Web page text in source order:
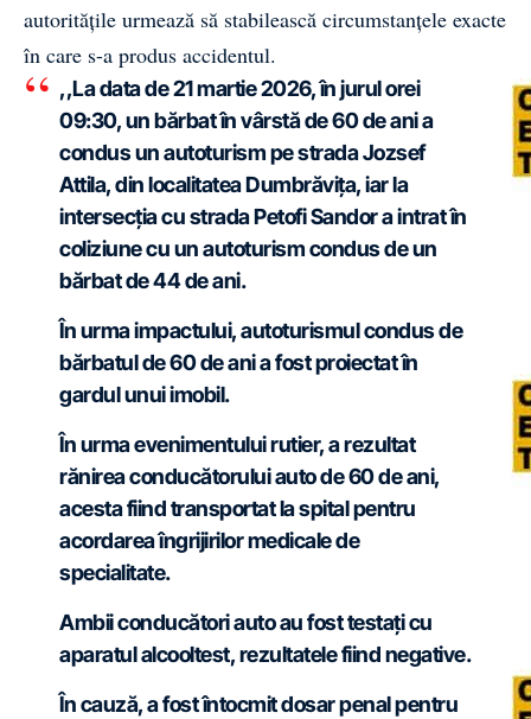
autoritățile urmează să stabilească circumstanțele exacte
în care s-a produs accidentul.
,,La data de 21 martie 2026, în jurul orei
09:30, un bărbat în vârstă de 60 de ani a
condus un autoturism pe strada Jozsef
Attila, din localitatea Dumbrăvița, iar la
intersecția cu strada Petofi Sandor a intrat în
coliziune cu un autoturism condus de un
bărbat de 44 de ani.
În urma impactului, autoturismul condus de
bărbatul de 60 de ani a fost proiectat în
gardul unui imobil.
În urma evenimentului rutier, a rezultat
rănirea conducătorului auto de 60 de ani,
acesta fiind transportat la spital pentru
acordarea îngrijirilor medicale de
specialitate.
Ambii conducători auto au fost testați cu
aparatul alcooltest, rezultatele fiind negative.
În cauză, a fost întocmit dosar penal pentru